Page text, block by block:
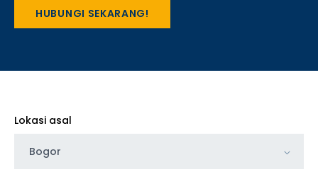
HUBUNGI SEKARANG!
Lokasi asal
Bogor